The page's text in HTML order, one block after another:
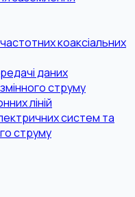
коаксіальних
даних
струму
ліній
систем та
струму